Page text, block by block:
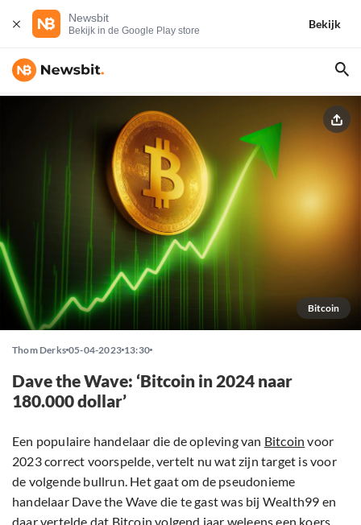
Newsbit
Bekijk in de Google Play store
Bekijk
Bitcoin
Thom Derks 05-04-2023 13:30
Dave the Wave: ‘Bitcoin in 2024 naar
180.000 dollar’
Een populaire handelaar die de opleving van Bitcoin voor
2023 correct voorspelde, vertelt nu wat zijn target is voor
de volgende bullrun. Het gaat om de pseudonieme
handelaar Dave the Wave die te gast was bij Wealth99 en
daar vertelde dat Bitcoin volgend jaar weleens een koers